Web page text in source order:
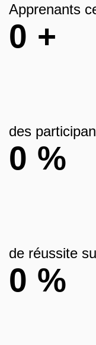
Apprenants
0 +
des
0 %
de réussite
0 %